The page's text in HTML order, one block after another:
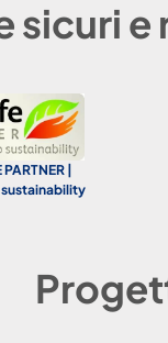
sicuri